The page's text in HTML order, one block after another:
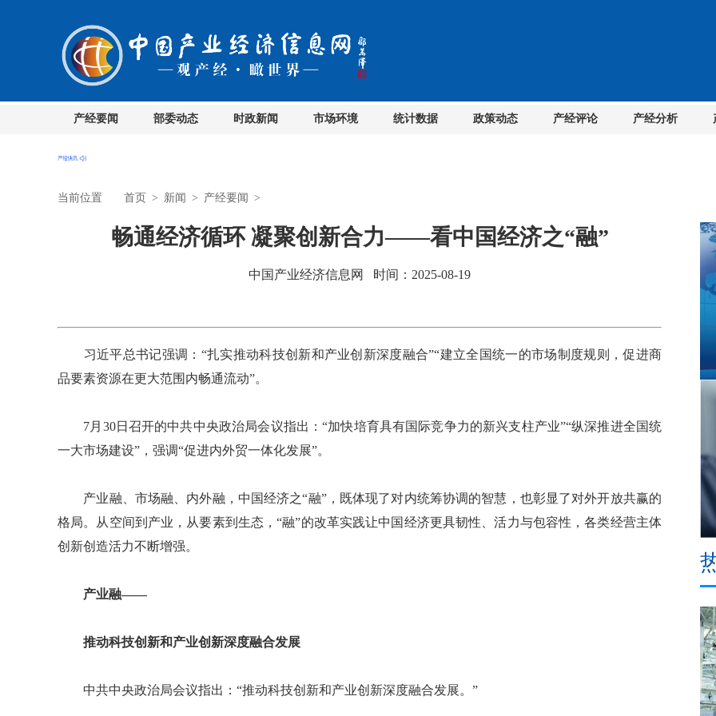
产经要闻 部委动态 时政新闻 市场环境 统计数据 政策动态 产经评论 产经分析
当前位置 首页 > 新闻 > 产经要闻 >
畅通经济循环 凝聚创新合力——看中国经济之“融”
中国产业经济信息网 时间：2025-08-19
习近平总书记强调：“扎实推动科技创新和产业创新深度融合”“建立全国统一的市场制度规则，促进商
品要素资源在更大范围内畅通流动”。
7月30日召开的中共中央政治局会议指出：“加快培育具有国际竞争力的新兴支柱产业”“纵深推进全国统
一大市场建设”，强调“促进内外贸一体化发展”。
产业融、市场融、内外融，中国经济之“融”，既体现了对内统筹协调的智慧，也彰显了对外开放共赢的
格局。从空间到产业，从要素到生态，“融”的改革实践让中国经济更具韧性、活力与包容性，各类经营主体
创新创造活力不断增强。
产业融——
推动科技创新和产业创新深度融合发展
中共中央政治局会议指出：“推动科技创新和产业创新深度融合发展。”